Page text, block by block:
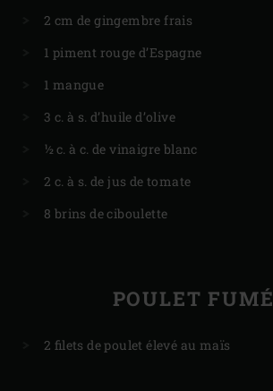
2 cm de gingembre frais
1 piment rouge d’Espagne
1 mangue
3 c. à s. d’huile d’olive
½ c. à c. de vinaigre blanc
2 c. à s. de jus de tomate
8 brins de ciboulette
POULET FUMÉ
2 filets de poulet élevé au maïs